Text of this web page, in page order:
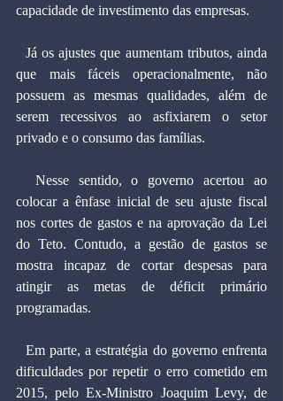
capacidade de investimento das empresas.
que mais fáceis operacionalmente, não
possuem as mesmas qualidades, além de
serem recessivos ao asfixiarem o setor
privado e o consumo das famílias.
colocar a ênfase inicial de seu ajuste fiscal
nos cortes de gastos e na aprovação da Lei
do Teto. Contudo, a gestão de gastos se
mostra incapaz de cortar despesas para
atingir as metas de déficit primário
programadas.
dificuldades por repetir o erro cometido em
2015, pelo Ex-Ministro Joaquim Levy, de